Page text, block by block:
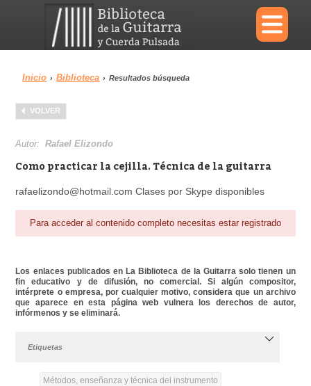
×
Menu
Biblioteca
Área personal Reproductor
Inicio › Biblioteca › Resultados búsqueda
VOLVER
Autor:Rafael Elizondo
Como practicar la cejilla. Técnica de la guitarra
rafaelizondo@hotmail.com Clases por Skype disponibles
Para acceder al contenido completo necesitas estar registrado
Los enlaces publicados en La Biblioteca de la Guitarra solo tienen un
fin educativo y de difusión, no comercial. Si algún compositor,
intérprete o empresa, por cualquier motivo, considera que un archivo
que aparece en esta página web vulnera los derechos de autor,
infórmenos y se eliminará.
Etiquetas
Métodos, enseñanza y técnica del instrumento